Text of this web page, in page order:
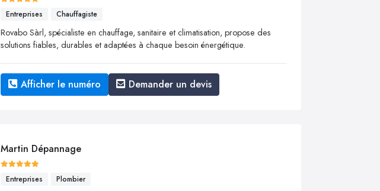
Entreprises Chauffagiste
Rovabo Sàrl, spécialiste en chauffage, sanitaire et climatisation, propose des
solutions fiables, durables et adaptées à chaque besoin énergétique.
Afficher le numéro Demander un devis
Martin Dépannage
Entreprises Plombier